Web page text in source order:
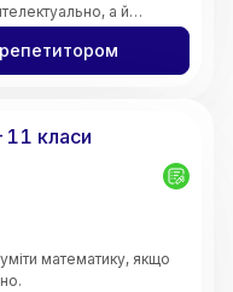
а й
учнів. Моє головне
та страшне в
для вашої
(до
класи
математику, якщо